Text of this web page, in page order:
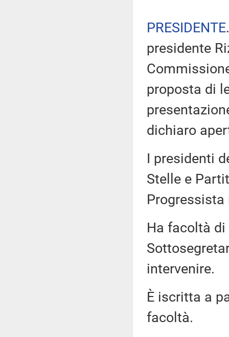
PRESIDENTE
presidente
proposta di
dichiaro
I presidenti
Stelle e
Ha facoltà di
intervenire.
È iscritta a
facoltà.